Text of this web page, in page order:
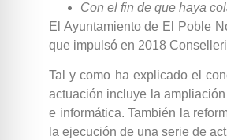
Con el fin de que haya
El Ayuntamiento de El Poble
que impulsó en 2018
Tal y como ha explicado el
actuación incluye la
e informática. También la
la ejecución de una serie de